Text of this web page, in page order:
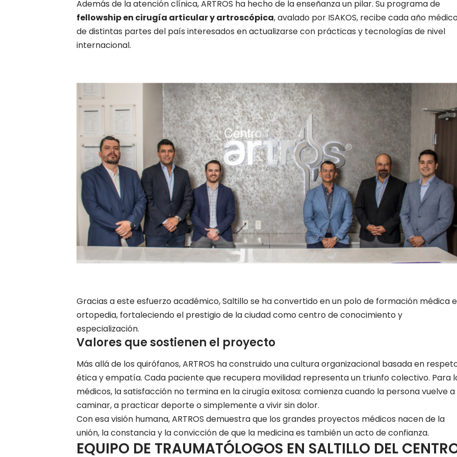
Además de la atención clínica, ARTROS ha hecho de la enseñanza un pilar. Su programa de
fellowship en cirugía articular y artroscópica, avalado por ISAKOS, recibe cada año
de distintas partes del país interesados en actualizarse con prácticas y tecnologías de nivel
internacional.
Gracias a este esfuerzo académico, Saltillo se ha convertido en un polo de formación médica
ortopedia, fortaleciendo el prestigio de la ciudad como centro de conocimiento y
especialización.
Valores que sostienen el proyecto
Más allá de los quirófanos, ARTROS ha construido una cultura organizacional basada en
ética y empatía. Cada paciente que recupera movilidad representa un triunfo colectivo. Para
médicos, la satisfacción no termina en la cirugía exitosa: comienza cuando la persona vuelve a
caminar, a practicar deporte o simplemente a vivir sin dolor.
Con esa visión humana, ARTROS demuestra que los grandes proyectos médicos nacen de la
unión, la constancia y la convicción de que la medicina es también un acto de confianza.
EQUIPO DE TRAUMATÓLOGOS EN SALTILLO DEL